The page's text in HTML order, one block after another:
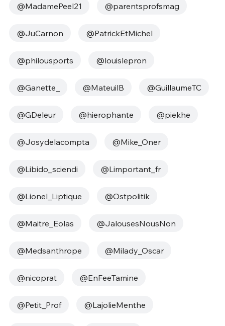
@MadamePeel21 @parentsprofsmag
@JuCarnon @PatrickEtMichel
@philousports @louislepron
@Ganette_ @MateuilB @GuillaumeTC
@GDeleur @hierophante @piekhe
@Josydelacompta @Mike_Oner
@Libido_sciendi @Limportant_fr
@Lionel_Liptique @Ostpolitik
@Maitre_Eolas @JalousesNousNon
@Medsanthrope @Milady_Oscar
@nicoprat @EnFeeTamine
@Petit_Prof @LajolieMenthe